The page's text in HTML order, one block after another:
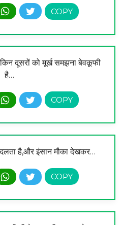
दूसरों को मूर्ख समझना बेवकूफी
है…
है,और इंसान मौका देखकर…